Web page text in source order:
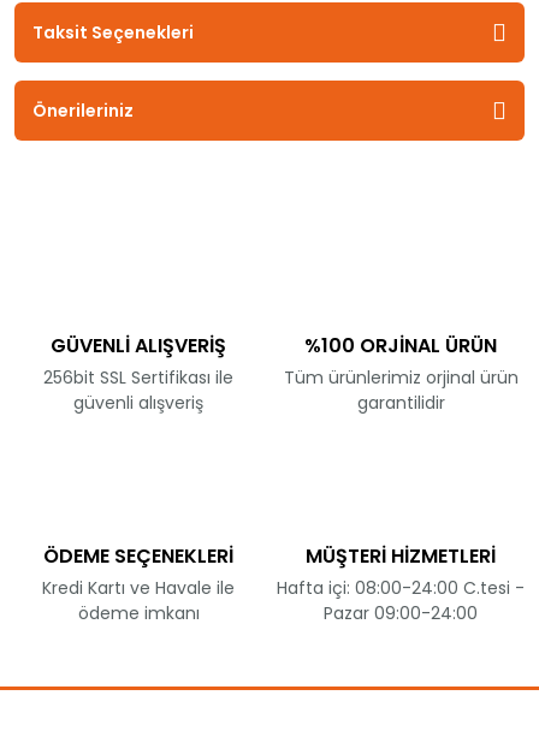
Taksit Seçenekleri
Önerileriniz
GÜVENLİ ALIŞVERİŞ
256bit SSL Sertifikası ile
güvenli alışveriş
%100 ORJİNAL ÜRÜN
Tüm ürünlerimiz orjinal ürün
garantilidir
ÖDEME SEÇENEKLERİ
Kredi Kartı ve Havale ile
ödeme imkanı
MÜŞTERİ HİZMETLERİ
Hafta içi: 08:00-24:00 C.tesi -
Pazar 09:00-24:00